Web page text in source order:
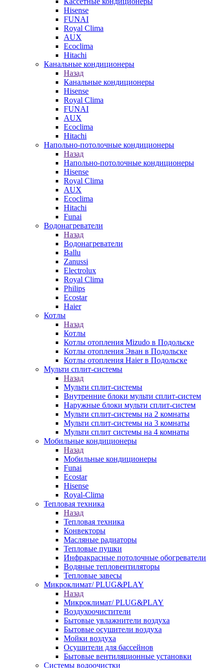
Hisense
FUNAI
Royal Clima
AUX
Ecoclima
Hitachi
Канальные кондиционеры
Назад
Канальные кондиционеры
Hisense
Royal Clima
FUNAI
AUX
Ecoclima
Hitachi
Напольно-потолочные кондиционеры
Назад
Напольно-потолочные кондиционеры
Hisense
Royal Clima
AUX
Ecoclima
Hitachi
Funai
Водонагреватели
Назад
Водонагреватели
Ballu
Zanussi
Electrolux
Royal Clima
Philips
Ecostar
Haier
Котлы
Назад
Котлы
Котлы отопления Mizudo в Подольске
Котлы отопления Эван в Подольске
Котлы отопления Haier в Подольске
Мульти сплит-системы
Назад
Мульти сплит-системы
Внутренние блоки мульти сплит-систем
Наружные блоки мульти сплит-систем
Мульти сплит-системы на 2 комнаты
Мульти сплит-системы на 3 комнаты
Мульти сплит системы на 4 комнаты
Мобильные кондиционеры
Назад
Мобильные кондиционеры
Funai
Ecostar
Hisense
Royal-Clima
Тепловая техника
Назад
Тепловая техника
Конвекторы
Масляные радиаторы
Тепловые пушки
Инфракрасные потолочные обогреватели
Водяные тепловентиляторы
Тепловые завесы
Микроклимат/ PLUG&PLAY
Назад
Микроклимат/ PLUG&PLAY
Воздухоочистители
Бытовые увлажнители воздуха
Бытовые осушители воздуха
Мойки воздуха
Осушители для бассейнов
Бытовые вентиляционные установки
Системы водоочистки